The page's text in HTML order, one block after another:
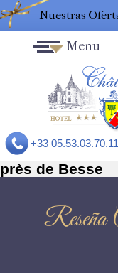
Nuestras
+33 05.53.03.70.11
Menu
près de Besse
Reseña